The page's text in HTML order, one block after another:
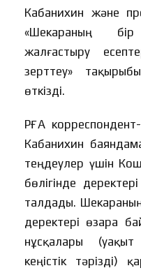
Кабанихин және
«Шекараның
жалғастыру
зерттеу»
өткізді.
РҒА
Кабанихин
теңдеулер үшін
бөлігінде
талдады.
деректері өзара
нұсқалары (уақыт
кеңістік тәрізді)